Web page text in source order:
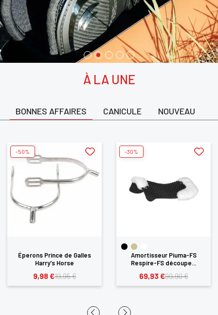
À LA UNE
BONNES AFFAIRES CANICULE NOUVEAU
Éperons Prince de Galles
Harry's Horse
19,95 €
9,98 €
-50%
Amortisseur Piuma-FS
Respire-FS découpe...
99,90 €
69,93 €
-30%